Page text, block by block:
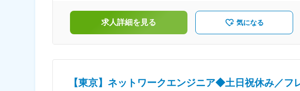
44社のうちの認定ビジネスパートナーです。両社とも取引先を厳選、集約の
益々重要な位置づけとなります。また、同社はエンドユーザー（主に中堅企
直接取引やイントラマートを活用したアプリケーション開発、企業向けITコ
社は将来を睨んだビジネスにも積極的に投資しております。■社風：５～６
対話会を開催し、全社員が社長と直接コミュニケーションをとれる機会を設
求人詳細を見る 気になる
【東京】ネットワークエンジニア◆土日祝休み／フ